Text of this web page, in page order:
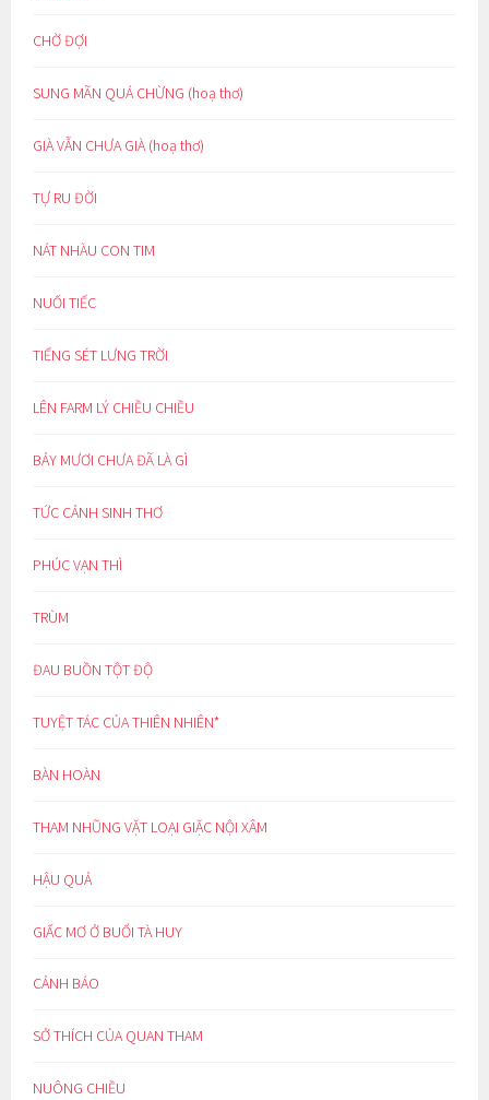
CHỜ ĐỢI
SUNG MÃN QUÁ CHỪNG (hoạ thơ)
GIÀ VẪN CHƯA GIÀ (hoạ thơ)
TỰ RU ĐỜI
NÁT NHÀU CON TIM
NUỐI TIẾC
TIẾNG SÉT LƯNG TRỜI
LÊN FARM LÝ CHIỀU CHIỀU
BẢY MƯƠI CHƯA ĐÃ LÀ GÌ
TỨC CẢNH SINH THƠ
PHÚC VẠN THÌ
TRÙM
ĐAU BUỒN TỘT ĐỘ
TUYỆT TÁC CỦA THIÊN NHIÊN*
BÀN HOÀN
THAM NHŨNG VẶT LOẠI GIẶC NỘI XÂM
HẬU QUẢ
GIẤC MƠ Ở BUỔI TÀ HUY
CẢNH BÁO
SỞ THÍCH CỦA QUAN THAM
NUÔNG CHIỀU